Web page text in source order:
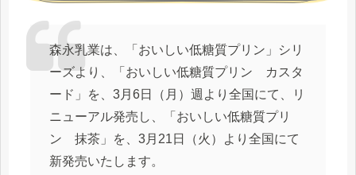
森永乳業は、「おいしい低糖質プリン」シリ
ーズより、「おいしい低糖質プリン カスタ
ード」を、3月6日（月）週より全国にて、リ
ニューアル発売し、「おいしい低糖質プリ
ン 抹茶」を、3月21日（火）より全国にて
新発売いたします。